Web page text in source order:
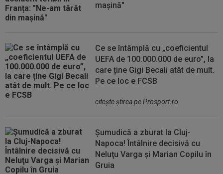
mașină"
Ce se întâmplă cu „coeficientul
UEFA de 100.000.000 de euro”, la
care ține Gigi Becali atât de mult.
Pe ce loc e FCSB
citeşte ştirea pe Prosport.ro
Șumudică a zburat la Cluj-
Napoca! Întâlnire decisivă cu
Neluţu Varga şi Marian Copilu în
Gruia